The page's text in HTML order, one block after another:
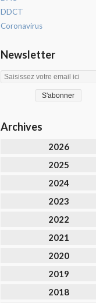
DDCT
Coronavirus
Newsletter
Archives
2026
2025
2024
2023
2022
2021
2020
2019
2018